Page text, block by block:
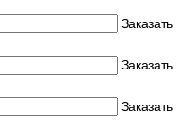
Заказать
Заказать
Заказать